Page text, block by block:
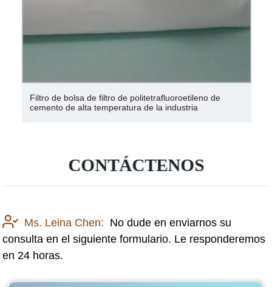
Filtro de bolsa de filtro de politetrafluoroetileno de
cemento de alta temperatura de la industria
CONTÁCTENOS
Ms. Leina Chen: No dude en enviarnos su
consulta en el siguiente formulario. Le responderemos
en 24 horas.